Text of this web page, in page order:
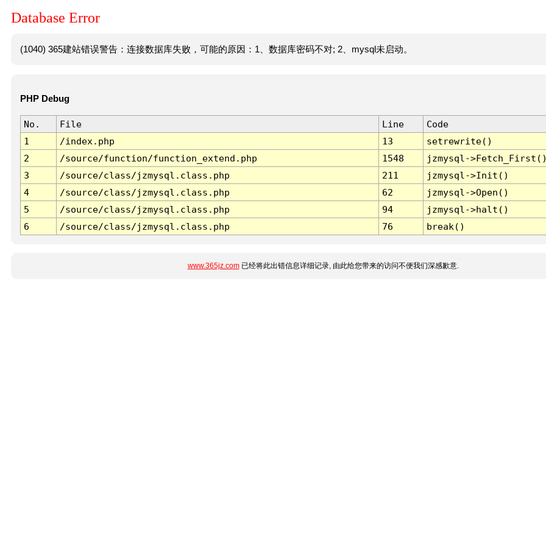
Database Error
(1040) 365建站错误警告：连接数据库失败，可能的原因：1、数据库密码不对; 2、mysql未启动。
PHP Debug
No. File Line
Code
1
/index.php 13
setrewrite()
2
/source/function/function_extend.php 1548
jzmysql-
3
/source/class/jzmysql.class.php 211
jzmysql->Init()
4
/source/class/jzmysql.class.php 62
jzmysql->Open()
5
/source/class/jzmysql.class.php 94
jzmysql->halt()
6
/source/class/jzmysql.class.php 76 break()
www.365jz.com已经将此出错信息详细记录, 由此给您带来的访问不便我们深感歉意.